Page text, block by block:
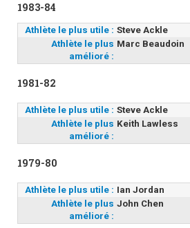
1983-84
Athlète le plus utile : Steve Ackle
Athlète le plus
amélioré :
Marc Beaudoin
1981-82
Athlète le plus utile : Steve Ackle
Athlète le plus
amélioré :
Keith Lawless
1979-80
Athlète le plus utile : Ian Jordan
Athlète le plus
amélioré :
John Chen